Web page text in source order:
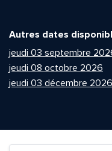
Autres dates
jeudi 03 septembre
jeudi 08 octobre 2026
jeudi 03 décembre 2026